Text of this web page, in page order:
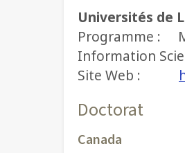
Universités de
Programme :
Information
Site Web :
Doctorat
Canada